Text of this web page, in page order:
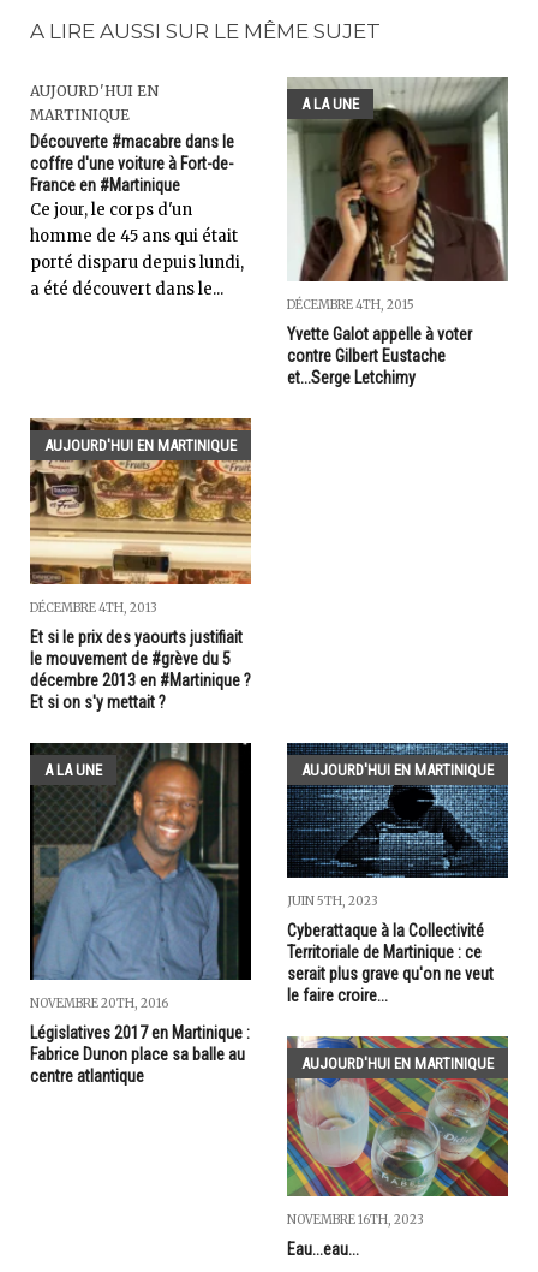
A LIRE AUSSI SUR LE MÊME SUJET
AUJOURD'HUI EN
MARTINIQUE
Découverte #macabre dans le
coffre d'une voiture à Fort-de-
France en #Martinique
Ce jour, le corps d'un
homme de 45 ans qui était
porté disparu depuis lundi,
a été découvert dans le...
A LA UNE
DÉCEMBRE 4TH, 2015
Yvette Galot appelle à voter
contre Gilbert Eustache
et...Serge Letchimy
AUJOURD'HUI EN MARTINIQUE
DÉCEMBRE 4TH, 2013
Et si le prix des yaourts justifiait
le mouvement de #grève du 5
décembre 2013 en #Martinique ?
Et si on s'y mettait ?
A LA UNE
NOVEMBRE 20TH, 2016
Législatives 2017 en Martinique :
Fabrice Dunon place sa balle au
centre atlantique
AUJOURD'HUI EN MARTINIQUE
JUIN 5TH, 2023
Cyberattaque à la Collectivité
Territoriale de Martinique : ce
serait plus grave qu'on ne veut
le faire croire...
AUJOURD'HUI EN MARTINIQUE
NOVEMBRE 16TH, 2023
Eau...eau...